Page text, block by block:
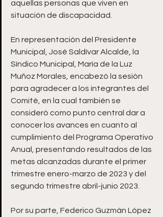
aquellas personas que viven en
situación de discapacidad.
En representación del Presidente
Municipal, José Saldívar Alcalde, la
Síndico Municipal, María de la Luz
Muñoz Morales, encabezó la sesión
para agradecer a los integrantes del
Comité, en la cual también se
consideró como punto central dar a
conocer los avances en cuanto al
cumplimiento del Programa Operativo
Anual, presentando resultados de las
metas alcanzadas durante el primer
trimestre enero-marzo de 2023 y del
segundo trimestre abril-junio 2023.
Por su parte, Federico Guzmán López